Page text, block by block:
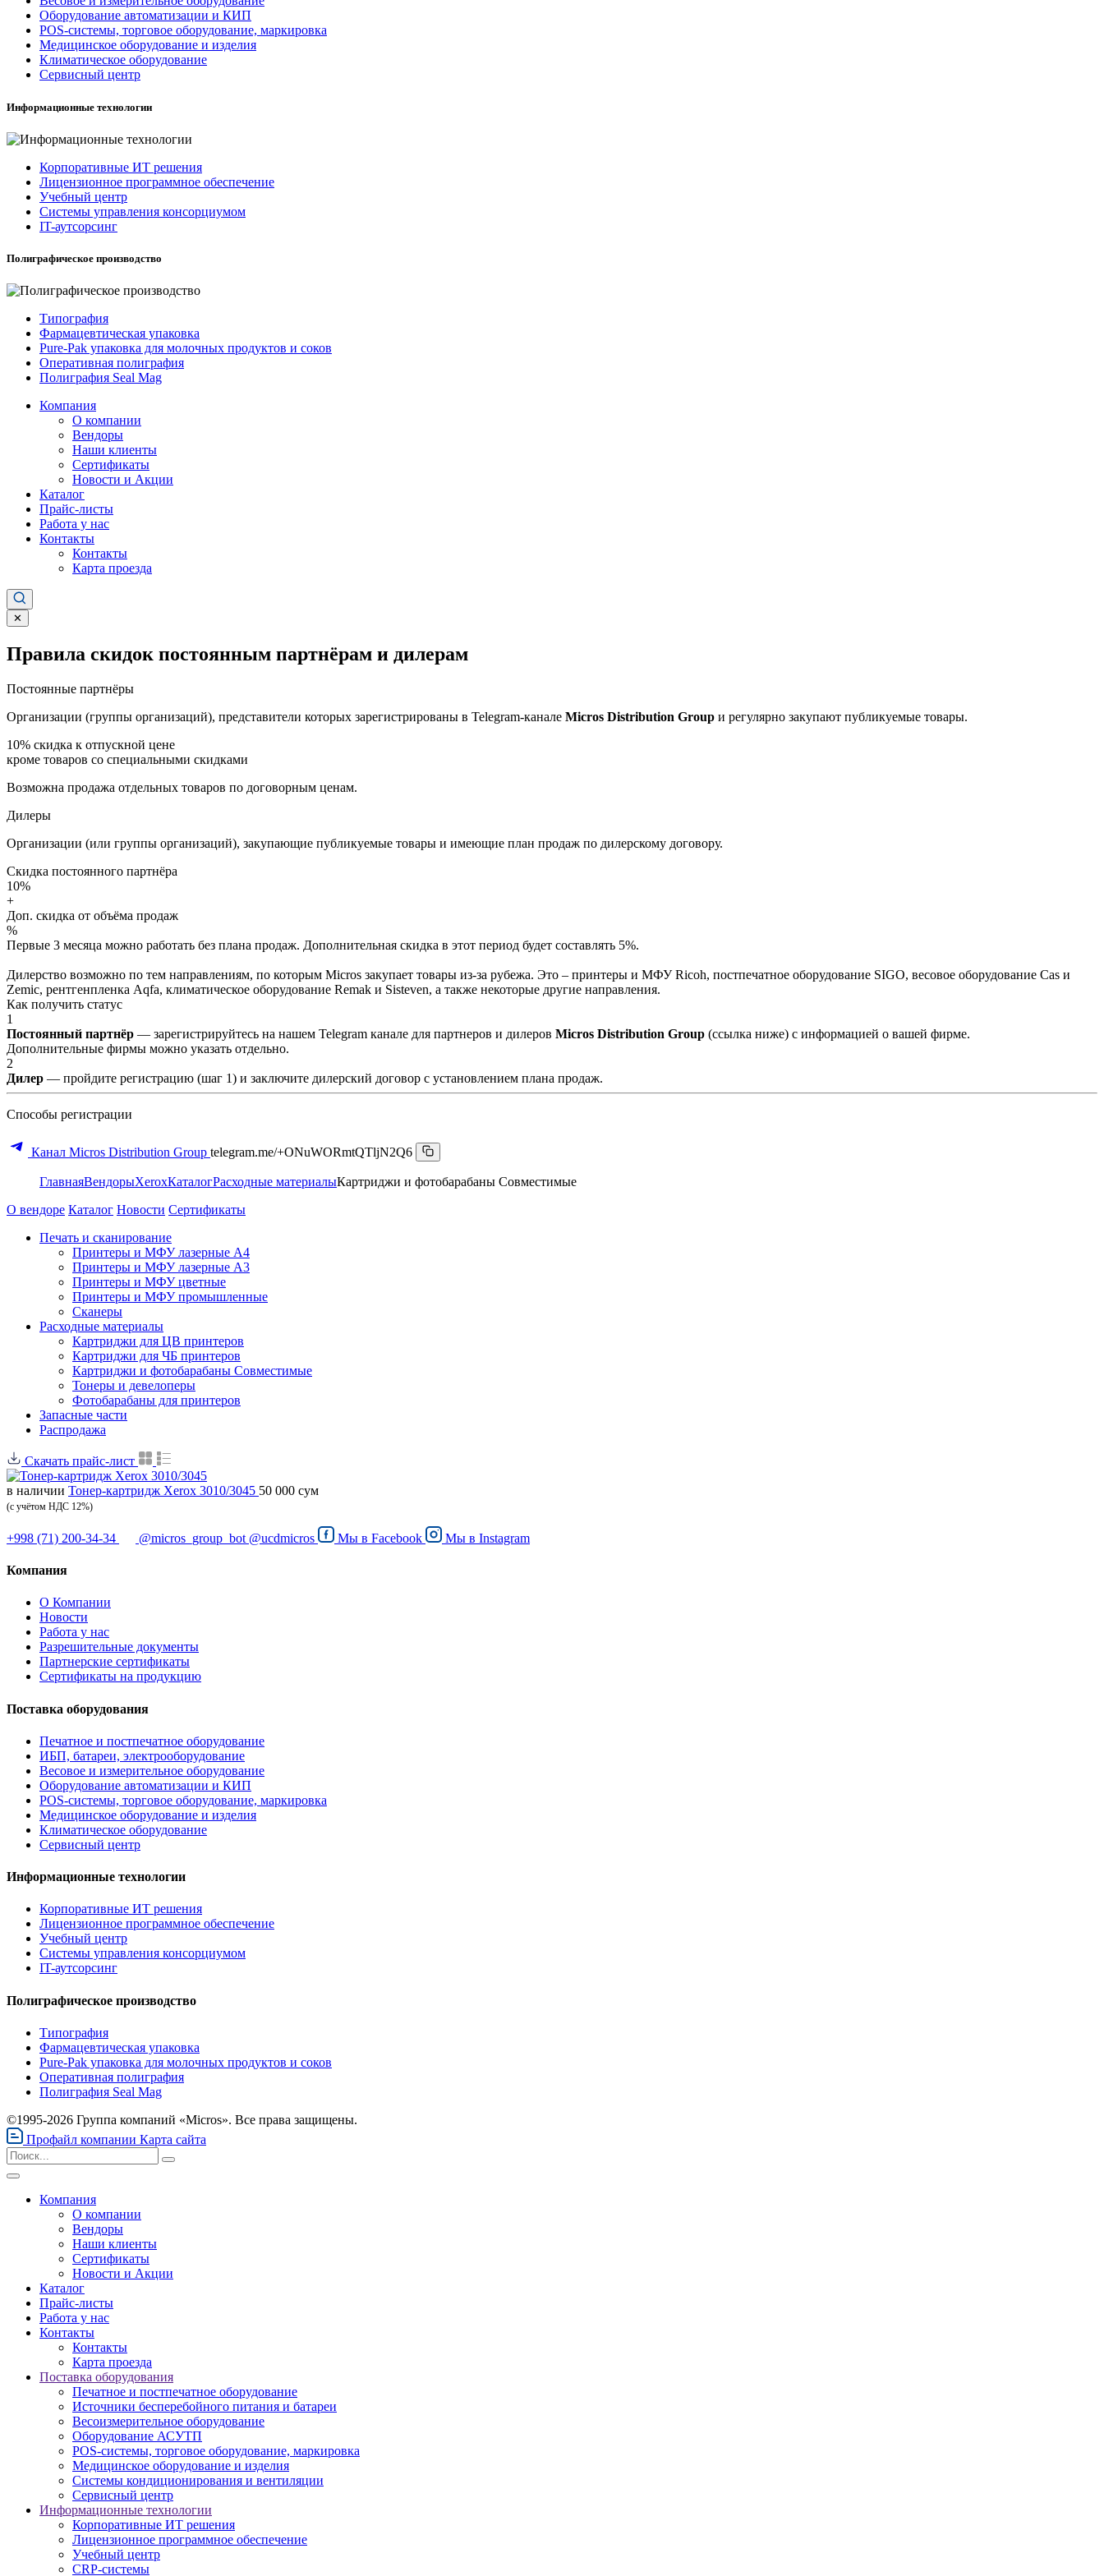
Оборудование автоматизации и КИП
POS-системы, торговое оборудование, маркировка
Медицинское оборудование и изделия
Климатическое оборудование
Сервисный центр
Информационные технологии
Корпоративные ИТ решения
Лицензионное программное обеспечение
Учебный центр
Системы управления консорциумом
IT-аутсорсинг
Полиграфическое производство
Типография
Фармацевтическая упаковка
Pure-Pak упаковка для молочных продуктов и соков
Оперативная полиграфия
Полиграфия Seal Mag
Компания
О компании
Вендоры
Наши клиенты
Сертификаты
Новости и Акции
Каталог
Прайс-листы
Работа у нас
Контакты
Контакты
Карта проезда
✕
Правила скидок постоянным партнёрам и дилерам
Постоянные партнёры
Организации (группы организаций), представители которых зарегистрированы в Telegram-канале Micros Distribution Group и регулярно закупают публикуемые товары.
10% скидка к отпускной цене
кроме товаров со специальными скидками
Возможна продажа отдельных товаров по договорным ценам.
Дилеры
Организации (или группы организаций), закупающие публикуемые товары и имеющие план продаж по дилерскому договору.
Скидка постоянного партнёра
10%
+
Доп. скидка от объёма продаж
%
Первые 3 месяца можно работать без плана продаж. Дополнительная скидка в этот период будет составлять 5%.
Дилерство возможно по тем направлениям, по которым Micros закупает товары из-за рубежа. Это – принтеры и МФУ Ricoh, постпечатное оборудование SIGO, весовое оборудование Cas и
Zemic, рентгенпленка Aqfa, климатическое оборудование Remak и Sisteven, а также некоторые другие направления.
Как получить статус
1
Постоянный партнёр — зарегистрируйтесь на нашем Telegram канале для партнеров и дилеров Micros Distribution Group (ссылка ниже) с информацией о вашей фирме.
Дополнительные фирмы можно указать отдельно.
2
Дилер — пройдите регистрацию (шаг 1) и заключите дилерский договор с установлением плана продаж.
Способы регистрации
Канал Micros Distribution Group telegram.me/+ONuWORmtQTljN2Q6
ГлавнаяВендорыXeroxКаталогРасходные материалыКартриджи и фотобарабаны Совместимые
О вендоре Каталог Новости Сертификаты
Печать и сканирование
Принтеры и МФУ лазерные А4
Принтеры и МФУ лазерные А3
Принтеры и МФУ цветные
Принтеры и МФУ промышленные
Сканеры
Расходные материалы
Картриджи для ЦВ принтеров
Картриджи для ЧБ принтеров
Картриджи и фотобарабаны Совместимые
Тонеры и девелоперы
Фотобарабаны для принтеров
Запасные части
Распродажа
Скачать прайс-лист
в наличии Тонер-картридж Xerox 3010/3045 50 000 сум
(с учётом НДС 12%)
+998 (71) 200-34-34 @micros_group_bot @ucdmicros Мы в Facebook Мы в Instagram
Компания
О Компании
Новости
Работа у нас
Разрешительные документы
Партнерские сертификаты
Сертификаты на продукцию
Поставка оборудования
Печатное и постпечатное оборудование
ИБП, батареи, электрооборудование
Весовое и измерительное оборудование
Оборудование автоматизации и КИП
POS-системы, торговое оборудование, маркировка
Медицинское оборудование и изделия
Климатическое оборудование
Сервисный центр
Информационные технологии
Корпоративные ИТ решения
Лицензионное программное обеспечение
Учебный центр
Системы управления консорциумом
IT-аутсорсинг
Полиграфическое производство
Типография
Фармацевтическая упаковка
Pure-Pak упаковка для молочных продуктов и соков
Оперативная полиграфия
Полиграфия Seal Mag
©1995-2026 Группа компаний «Micros». Все права защищены.
Профайл компании Карта сайта
Компания
О компании
Вендоры
Наши клиенты
Сертификаты
Новости и Акции
Каталог
Прайс-листы
Работа у нас
Контакты
Контакты
Карта проезда
Поставка оборудования
Печатное и постпечатное оборудование
Источники бесперебойного питания и батареи
Весоизмерительное оборудование
Оборудование АСУТП
POS-системы, торговое оборудование, маркировка
Медицинское оборудование и изделия
Системы кондиционирования и вентиляции
Сервисный центр
Информационные технологии
Корпоративные ИТ решения
Лицензионное программное обеспечение
Учебный центр
CRP-системы